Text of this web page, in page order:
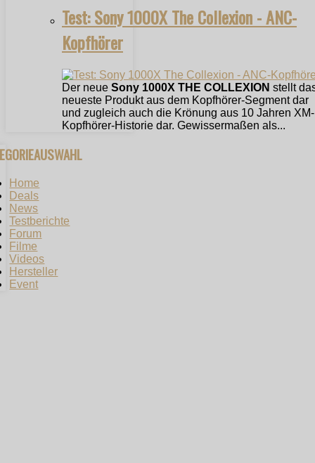
Test: Sony 1000X The Collexion - ANC-
Kopfhörer
Der neue Sony 1000X THE COLLEXION stellt
neueste Produkt aus dem Kopfhörer-Segment dar
und zugleich auch die Krönung aus 10 Jahren XM-
Kopfhörer-Historie dar. Gewissermaßen als...
Home
Deals
News
Testberichte
Forum
Filme
Videos
Hersteller
Event